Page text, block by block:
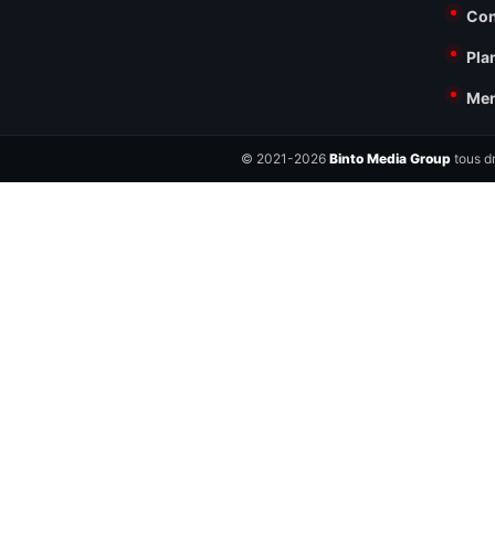
© 2021-2026 Binto Media Grouptous